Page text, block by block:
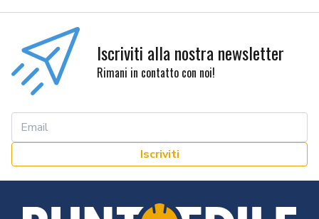
Iscriviti alla nostra newsletter
Rimani in contatto con noi!
Iscriviti